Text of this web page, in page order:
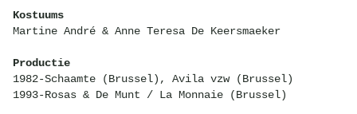
Kostuums
Martine André & Anne Teresa De Keersmaeker
Productie
1982-Schaamte (Brussel), Avila vzw (Brussel)
1993-Rosas & De Munt / La Monnaie (Brussel)